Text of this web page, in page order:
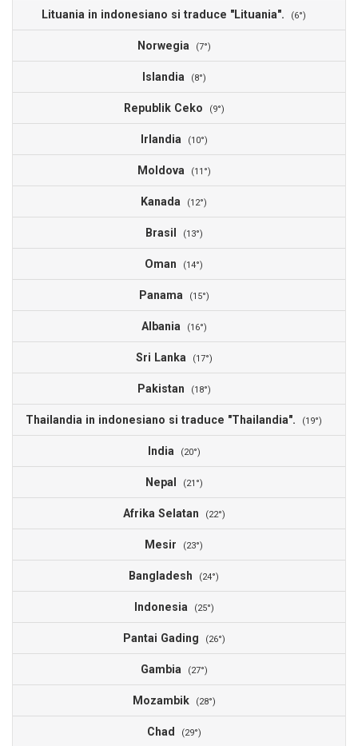
Lituania in indonesiano si traduce "Lituania". (6°)
Norwegia (7°)
Islandia (8°)
Republik Ceko (9°)
Irlandia (10°)
Moldova (11°)
Kanada (12°)
Brasil (13°)
Oman (14°)
Panama (15°)
Albania (16°)
Sri Lanka (17°)
Pakistan (18°)
Thailandia in indonesiano si traduce "Thailandia". (19°)
India (20°)
Nepal (21°)
Afrika Selatan (22°)
Mesir (23°)
Bangladesh (24°)
Indonesia (25°)
Pantai Gading (26°)
Gambia (27°)
Mozambik (28°)
Chad (29°)